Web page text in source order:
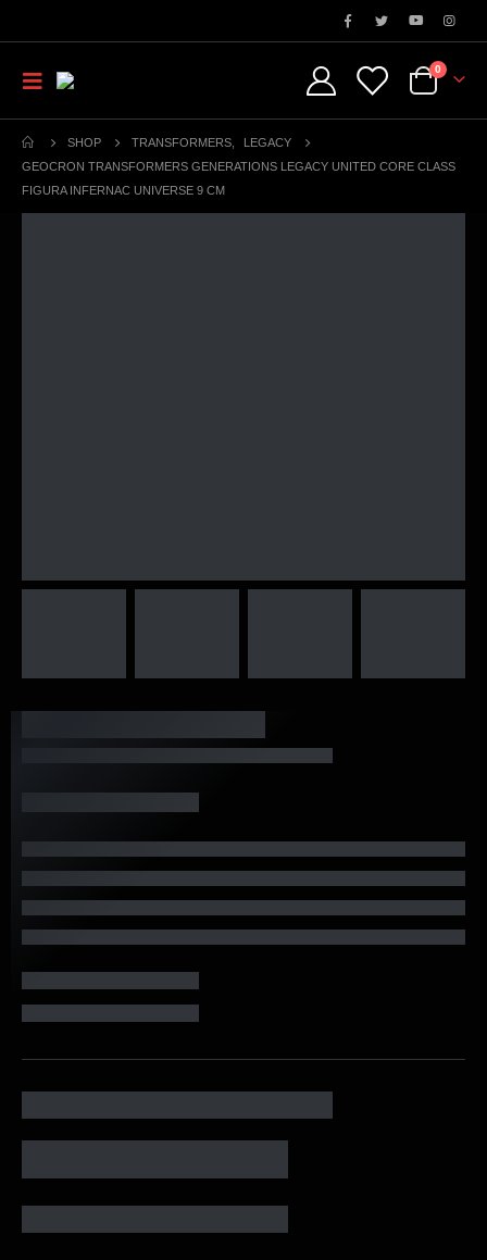
0
SHOP TRANSFORMERS
LEGACY
GEOCRON TRANSFORMERS GENERATIONS LEGACY UNITED CORE CLASS
FIGURA INFERNAC UNIVERSE 9 CM